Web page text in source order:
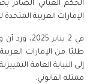
الإمارات العربية
في 2 يناير
طلبًا من الإمارات
إلى النيابة العامة
ممثله القانوني.